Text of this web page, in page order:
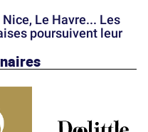
Nice, Le Havre... Les
poursuivent leur